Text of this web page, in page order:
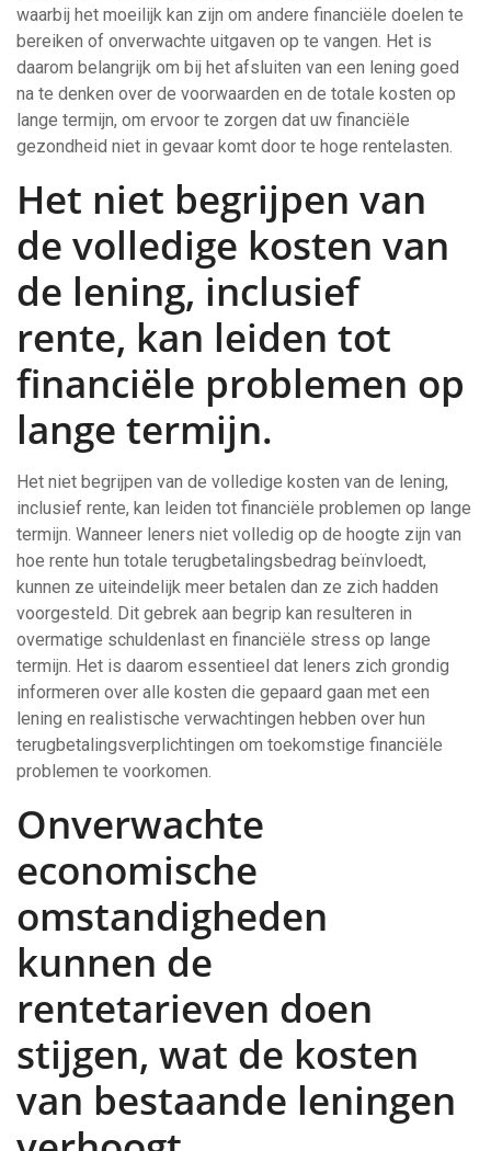
waarbij het moeilijk kan zijn om andere financiële doelen te
bereiken of onverwachte uitgaven op te vangen. Het is
daarom belangrijk om bij het afsluiten van een lening goed
na te denken over de voorwaarden en de totale kosten op
lange termijn, om ervoor te zorgen dat uw financiële
gezondheid niet in gevaar komt door te hoge rentelasten.
Het niet begrijpen van
de volledige kosten van
de lening, inclusief
rente, kan leiden tot
financiële problemen op
lange termijn.
Het niet begrijpen van de volledige kosten van de lening,
inclusief rente, kan leiden tot financiële problemen op lange
termijn. Wanneer leners niet volledig op de hoogte zijn van
hoe rente hun totale terugbetalingsbedrag beïnvloedt,
kunnen ze uiteindelijk meer betalen dan ze zich hadden
voorgesteld. Dit gebrek aan begrip kan resulteren in
overmatige schuldenlast en financiële stress op lange
termijn. Het is daarom essentieel dat leners zich grondig
informeren over alle kosten die gepaard gaan met een
lening en realistische verwachtingen hebben over hun
terugbetalingsverplichtingen om toekomstige financiële
problemen te voorkomen.
Onverwachte
economische
omstandigheden
kunnen de
rentetarieven doen
stijgen, wat de kosten
van bestaande leningen